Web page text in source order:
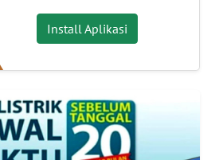
Install Aplikasi